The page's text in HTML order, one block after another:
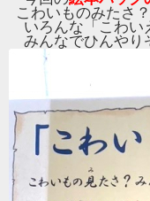
こわいものみたさ
いろんな「こわい
みんなでひんやり